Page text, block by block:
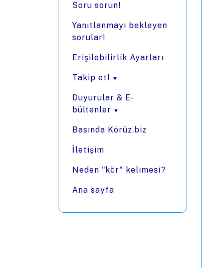
Soru sorun!
Yanıtlanmayı bekleyen
sorular!
Erişilebilirlik Ayarları
Takip et!
Duyurular & E-
bültenler
Basında Körüz.biz
İletişim
Neden "kör" kelimesi?
Ana sayfa